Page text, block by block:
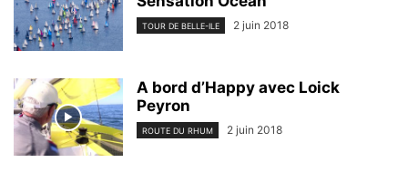
TOUR DE BELLE-ILE 2 juin 2018
A bord d’Happy avec Loick
Peyron
ROUTE DU RHUM 2 juin 2018